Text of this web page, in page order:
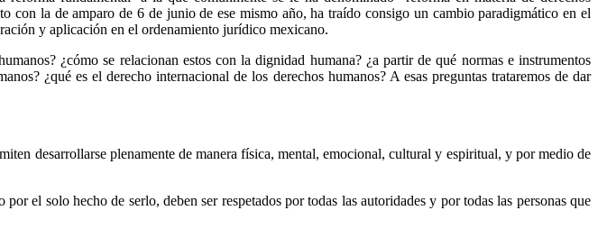
la de amparo de 6 de junio de ese mismo año, ha traído consigo un cambio paradigmático en el
y aplicación en el ordenamiento jurídico mexicano.
¿cómo se relacionan estos con la dignidad humana? ¿a partir de qué normas e instrumentos
¿qué es el derecho internacional de los derechos humanos? A esas preguntas trataremos de dar
desarrollarse plenamente de manera física, mental, emocional, cultural y espiritual, y por medio de
el solo hecho de serlo, deben ser respetados por todas las autoridades y por todas las personas que